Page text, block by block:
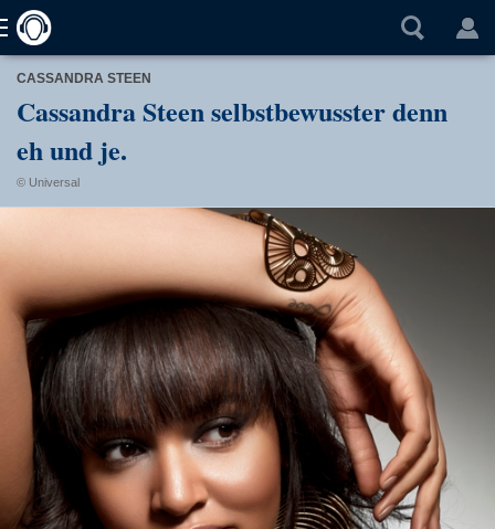
CASSANDRA STEEN
Cassandra Steen selbstbewusster denn
eh und je.
© Universal